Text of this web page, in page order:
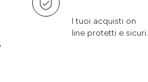
I tuoi acquisti on
line protetti e sicuri.